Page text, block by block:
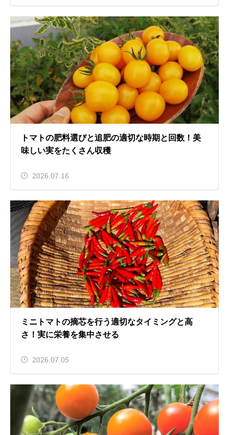
トマトの肥料選びと追肥の適切な時期と回数！美
味しい実をたくさん収穫
2026.07.16
ミニトマトの摘芯を行う適切なタイミングと高
さ！実に栄養を集中させる
2026.07.05